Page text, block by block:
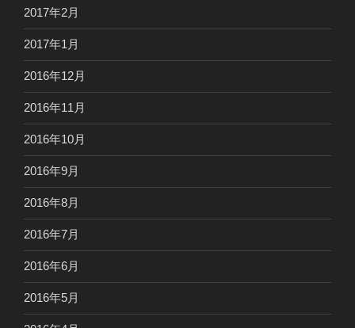
2017年2月
2017年1月
2016年12月
2016年11月
2016年10月
2016年9月
2016年8月
2016年7月
2016年6月
2016年5月